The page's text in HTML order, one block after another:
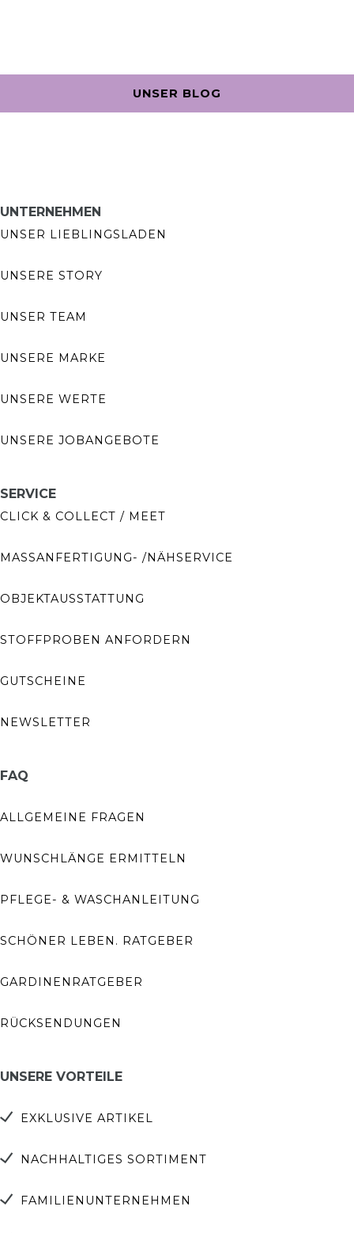
UNSER BLOG
UNTERNEHMEN
UNSER LIEBLINGSLADEN
UNSERE STORY
UNSER TEAM
UNSERE MARKE
UNSERE WERTE
UNSERE JOBANGEBOTE
SERVICE
CLICK & COLLECT / MEET
MASSANFERTIGUNG- /NÄHSERVICE
OBJEKTAUSSTATTUNG
STOFFPROBEN ANFORDERN
GUTSCHEINE
NEWSLETTER
FAQ
ALLGEMEINE FRAGEN
WUNSCHLÄNGE ERMITTELN
PFLEGE- & WASCHANLEITUNG
SCHÖNER LEBEN. RATGEBER
GARDINENRATGEBER
RÜCKSENDUNGEN
UNSERE VORTEILE
EXKLUSIVE ARTIKEL
NACHHALTIGES SORTIMENT
FAMILIENUNTERNEHMEN